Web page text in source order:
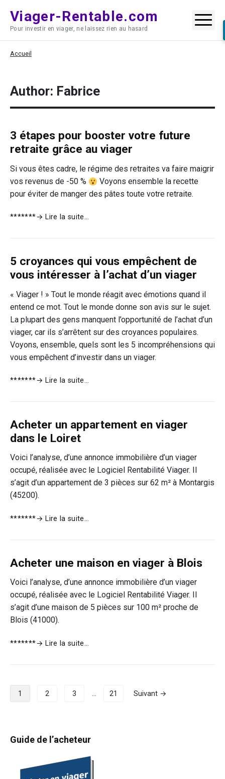
content
Viager-Rentable.com
Pour investir en viager, ne laissez rien au hasard
Accueil
Author: Fabrice
3 étapes pour booster votre future
retraite grâce au viager
Si vous êtes cadre, le régime des retraites va faire maigrir
vos revenus de -50 %
Voyons ensemble la recette
pour éviter de manger des pâtes toute votre retraite.
*******→ Lire la suite…
votre
future
grâce
au
5 croyances qui vous empêchent de
vous intéresser à l’achat d’un viager
« Viager ! » Tout le monde réagit avec émotions quand il
entend ce mot. Tout le monde donne son avis sur le sujet.
La plupart des gens manquent l’opportunité de l’achat d’un
viager, car ils s’arrêtent sur des croyances populaires.
Voyons, ensemble, quels sont les 5 incompréhensions qui
vous empêchent d’investir dans un viager.
*******→ Lire la suite…
empêchent
intéresser
à
l’achat
Acheter un appartement en viager
dans le Loiret
Voici l’analyse, d’une annonce immobilière d’un viager
occupé, réalisée avec le Logiciel Rentabilité Viager. Il
s’agit d’un appartement de 3 pièces sur 62 m² à Montargis
(45200).
*******→ Lire la suite…
viager
le
Loiret
Acheter une maison en viager à Blois
Voici l’analyse, d’une annonce immobilière d’un viager
occupé, réalisée avec le Logiciel Rentabilité Viager. Il
s’agit d’une maison de 5 pièces sur 100 m² proche de
Blois (41000).
*******→ Lire la suite…
à
Pagination
des
1 2 3 21 Suivant →
Primary
Guide de l’acheteur